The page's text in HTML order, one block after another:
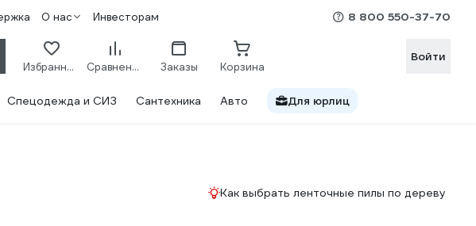
О нас Инвесторам 8 800 550-37-70
Избранное Сравнение Заказы Корзина
Войти
Спецодежда и СИЗ Сантехника Авто Для юрлиц
Как выбрать ленточные пилы по дереву